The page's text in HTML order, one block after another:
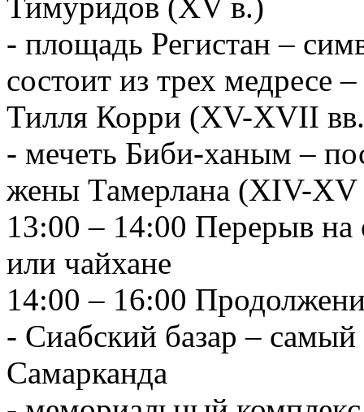
- площадь Регистан –
состоит из трех медресе
Тилля Корри (XV-XVII
- мечеть Биби-ханым –
жены Тамерлана (XIV-XV
13:00 – 14:00 Перерыв на
или чайхане
14:00 – 16:00
- Сиабский базар –
Самарканда